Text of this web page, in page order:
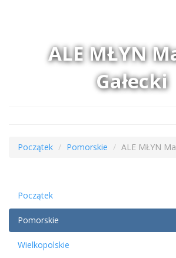
ALE MŁYN
Gałecki
Początek Pomorskie ALE MŁYN
Początek
Pomorskie
Wielkopolskie